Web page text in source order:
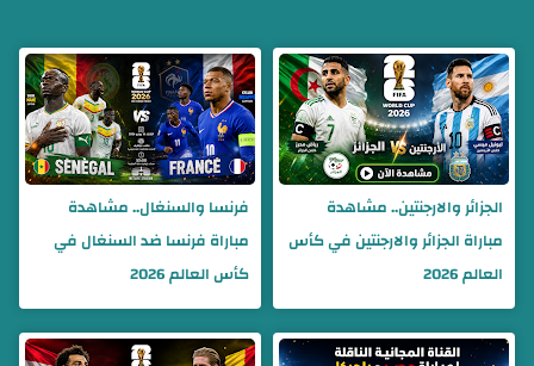
الجزائر والارجنتين.. مشاهدة
مباراة الجزائر والارجنتين في كأس
العالم 2026
فرنسا والسنغال.. مشاهدة
مباراة فرنسا ضد السنغال في
كأس العالم 2026